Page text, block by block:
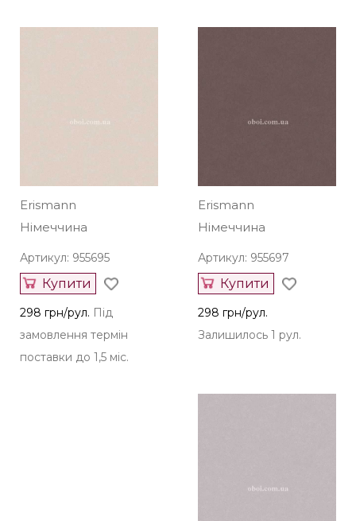
Erismann
Німеччина
Артикул: 955695
Купити
298 грн/рул. Під
замовлення термін
поставки до 1,5 міс.
Erismann
Німеччина
Артикул: 955697
Купити
298 грн/рул.
Залишилось 1 рул.